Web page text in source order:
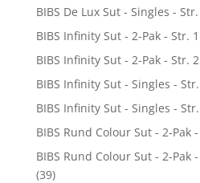
BIBS De Lux Sut - Singles -
BIBS Infinity Sut - 2-Pak - Str. 1
BIBS Infinity Sut - 2-Pak - Str. 2
BIBS Infinity Sut - Singles - Str.
BIBS Infinity Sut - Singles -
BIBS Rund Colour Sut - 2-Pak -
BIBS Rund Colour Sut - 2-
(39)